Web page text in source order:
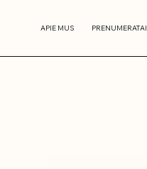
APIE MUS PRENUMERATAI